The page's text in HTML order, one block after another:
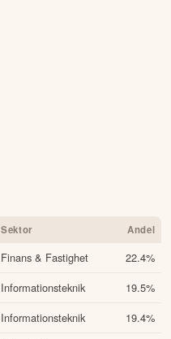
Sektor Andel
Finans & Fastighet 22.4%
Informationsteknik 19.5%
Informationsteknik 19.4%